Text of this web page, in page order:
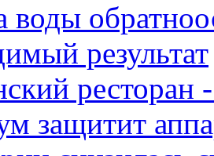
воды
результат
защитит